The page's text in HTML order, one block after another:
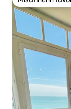
Misafirlerin